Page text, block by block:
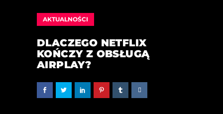
AKTUALNOŚCI
DLACZEGO NETFLIX
KOŃCZY Z OBSŁUGĄ
AIRPLAY?